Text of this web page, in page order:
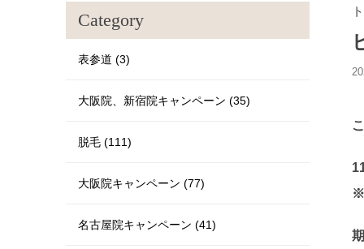
※
Category
表参道 (3)
大阪院、新宿院キャンペーン (35)
脱毛 (111)
大阪院キャンペーン (77)
名古屋院キャンペーン (41)